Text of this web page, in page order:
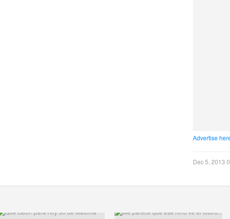
Advertise
Dec 5, 2013